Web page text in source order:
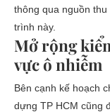
thông qua nguồn
trình này.
Mở rộng
vực ô nhiễm
Bên cạnh kế hoạch
dựng TP HCM cũng